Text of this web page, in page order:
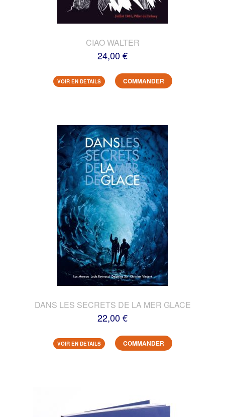
CIAO WALTER
24,00 €
VOIR EN DETAILS COMMANDER
DANS LES SECRETS DE LA MER GLACE
22,00 €
VOIR EN DETAILS COMMANDER